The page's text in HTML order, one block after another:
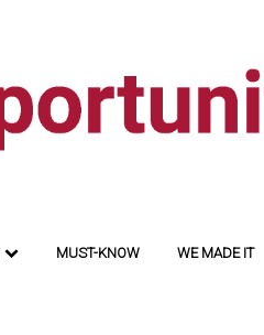
MUST-KNOW WE MADE IT